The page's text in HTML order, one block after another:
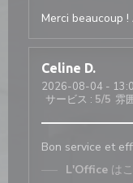
Merci beaucoup
Celine D
2026-08-04 -
サービス : 5/5 雰
Bon service et
L'Office は